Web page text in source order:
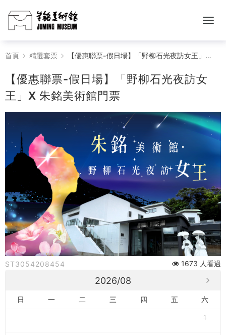
【優
惠
聯
票-
假
日
場】
「野
柳
石
光
首頁 精選套票 【優惠聯票-假日場】「野柳石光夜訪女王」X 朱銘美術館門票
【優惠聯票-假日場】「野柳石光夜訪女
王」X 朱銘美術館門票
ST3054208454 1673 人看過
2026/08
日 一 二 三 四 五 六
1